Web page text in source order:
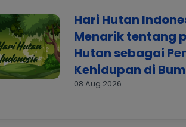
Hari Hutan
Menarik tentang
Hutan sebagai
Kehidupan di
08 Aug 2026